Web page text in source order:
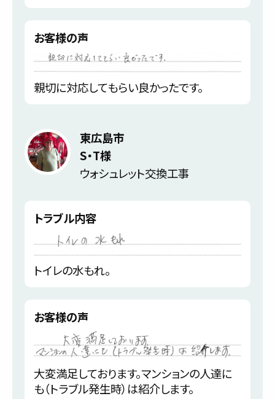
お客様の声
親切に対応してもらい良かったです。
東広島市
S・T様
ウォシュレット交換工事
トラブル内容
トイレの水もれ。
お客様の声
大変満足しております。マンションの人達に
も（トラブル発生時）は紹介します。